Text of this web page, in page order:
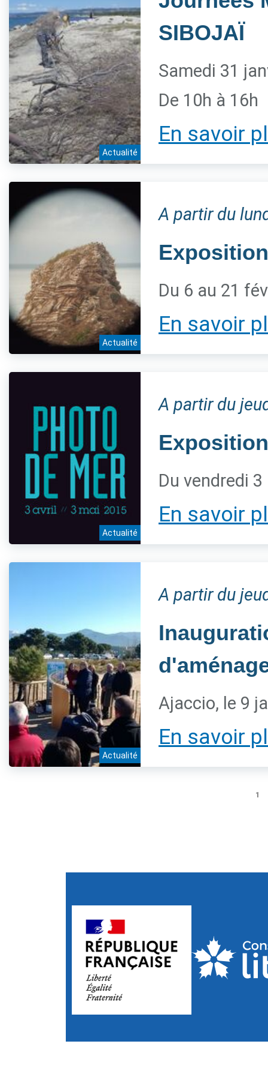
Actualité
SIBOJAÏ
Samedi 31
De 10h à 16h
En savoir
Actualité
A partir du
Du 6 au 21
En savoir
Actualité
A partir du
Du vendredi
En savoir
Actualité
A partir du
Ajaccio, le 9
En savoir
1